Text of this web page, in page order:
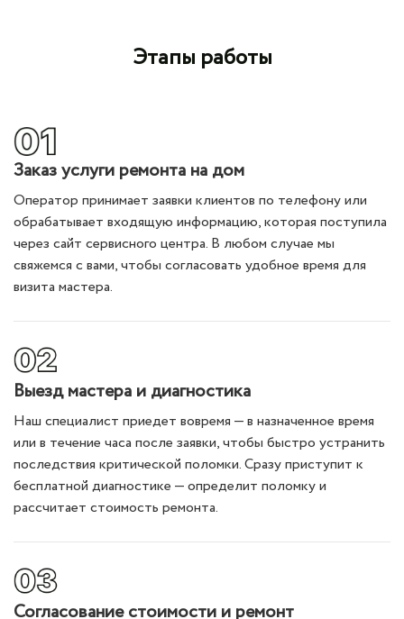
Этапы работы
Заказ услуги ремонта на дом
Оператор принимает заявки клиентов по телефону или
обрабатывает входящую информацию, которая поступила
через сайт сервисного центра. В любом случае мы
свяжемся с вами, чтобы согласовать удобное время для
визита мастера.
Выезд мастера и диагностика
Наш специалист приедет вовремя — в назначенное время
или в течение часа после заявки, чтобы быстро устранить
последствия критической поломки. Сразу приступит к
бесплатной диагностике — определит поломку и
рассчитает стоимость ремонта.
Согласование стоимости и ремонт